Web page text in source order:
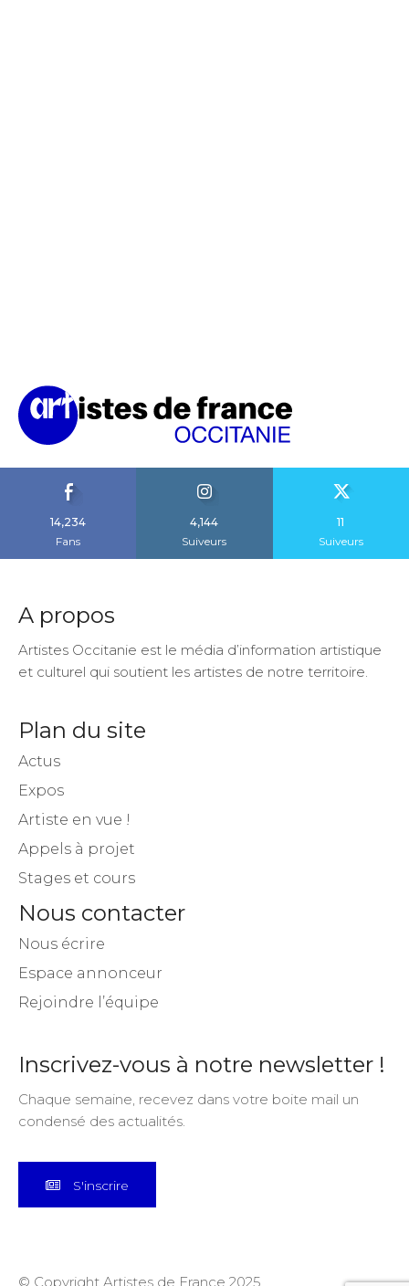
14,234
Fans
4,144
Suiveurs
11
Suiveurs
A propos
Artistes Occitanie est le média d’information artistique
et culturel qui soutient les artistes de notre territoire.
Plan du site
Actus
Expos
Artiste en vue !
Appels à projet
Stages et cours
Nous contacter
Nous écrire
Espace annonceur
Rejoindre l’équipe
Inscrivez-vous à notre newsletter !
Chaque semaine, recevez dans votre boite mail un
condensé des actualités.
S'inscrire
© Copyright Artistes de France 2025